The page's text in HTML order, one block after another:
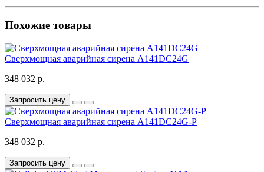
Похожие товары
Сверхмощная аварийная сирена A141DC24G
348 032 р.
Запросить цену
Сверхмощная аварийная сирена A141DC24G-P
348 032 р.
Запросить цену